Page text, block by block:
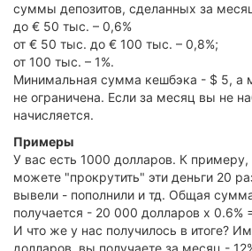
суммы депозитов, сделанных за
до € 50 тыс. – 0,6%
от € 50 тыс. до € 100 тыс. – 0,8%;
от 100 тыс. – 1%.
Минимальная сумма кешбэка - $ 5, а
не ограничена. Если за месяц вы не
начисляется.
Примеры
У вас есть 1000 долларов. К
можете "прокрутить" эти деньги 20
вывели - пополнили и тд. Общая
получается - 20 000 долларов х 0.6%
И что же у нас получилось в итоге?